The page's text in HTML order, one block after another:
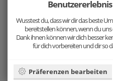
Wusstest du, dass wir dir das beste
bereitstellen können, wenn du uns
Dank ihnen können wir dich besser
für dich vorbereiten und dir so
Präferenzen bearbeiten